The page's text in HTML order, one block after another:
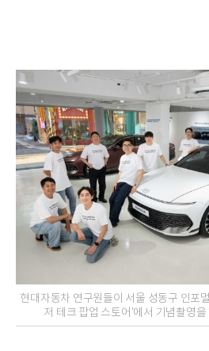
현대자동차 연구원들이 서울 성동구 인포
저 테크 팝업 스토어'에서 기념촬영